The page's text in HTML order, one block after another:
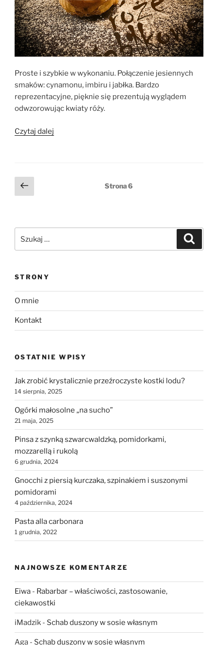
Proste i szybkie w wykonaniu. Połączenie jesiennych
smaków: cynamonu, imbiru i jabłka. Bardzo
reprezentacyjne, pięknie się prezentują wyglądem
odwzorowując kwiaty róży.
Czytaj dalej
Stronicowanie
wpisów
Poprzednia
strona
Strona6
STRONY
O mnie
Kontakt
OSTATNIE WPISY
Jak zrobić krystalicznie przeźroczyste kostki lodu?
14 sierpnia, 2025
Ogórki małosolne „na sucho”
21 maja, 2025
Pinsa z szynką szwarcwaldzką, pomidorkami,
mozzarellą i rukolą
6 grudnia, 2024
Gnocchi z piersią kurczaka, szpinakiem i suszonymi
pomidorami
4 października, 2024
Pasta alla carbonara
1 grudnia, 2022
NAJNOWSZE KOMENTARZE
Eiwa - Rabarbar – właściwości, zastosowanie,
ciekawostki
iMadzik - Schab duszony w sosie własnym
Aga - Schab duszony w sosie własnym